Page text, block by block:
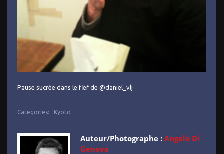
Pause sucrée dans le fief de @daniel_vlj
Categories: Kyoto
Auteur/Photographe : Angelo Di
Genova